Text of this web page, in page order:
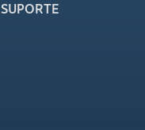
SUPORTE